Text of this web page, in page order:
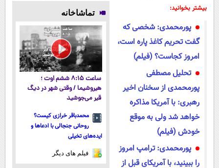
پوستتوصاف
مجانیه
و کارمزد!
بیشتر بخوانید:
پورمحمدی: شخصی که
گفت تحریم کاغذ پاره است،
امروز کجاست؟ (فیلم)
تحلیل مصطفی
پورمحمدی از سخنان اخیر
رهبری: با آمریکا مذاکره
خواهد شد ولی به موقع
خودش (فیلم)
پورمحمدی: ترامپ امروز
را ببینید، با آمریکای قبل از
تماشاخانه
ساعت ۸:۱۵ ششم اوت ؛
هیروشیما / وقتی شهر در دیگ
قیر می‌جوشید
محمدباقر خرازی کیست؟
روحانی جنجالی با ادعاها و
ایده‌های تخیلی
فیلم های دیگر